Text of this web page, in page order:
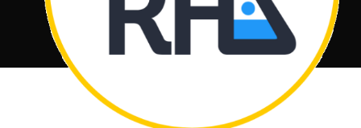
© All rights reserved
Axomega Care - 2023